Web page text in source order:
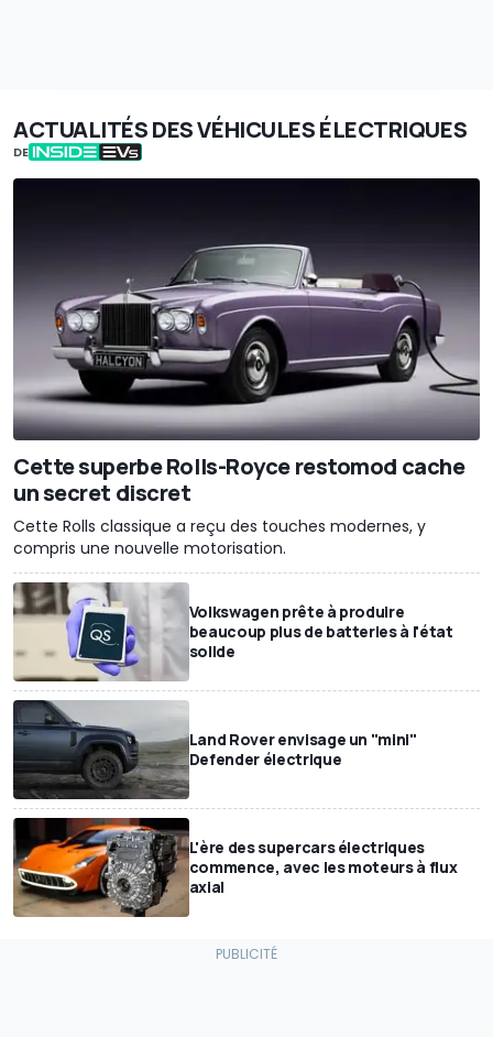
ACTUALITÉS DES VÉHICULES ÉLECTRIQUES
DE
Cette superbe Rolls-Royce restomod cache
un secret discret
Cette Rolls classique a reçu des touches modernes, y
compris une nouvelle motorisation.
Volkswagen prête à produire
beaucoup plus de batteries à l'état
solide
Land Rover envisage un "mini"
Defender électrique
L'ère des supercars électriques
commence, avec les moteurs à flux
axial